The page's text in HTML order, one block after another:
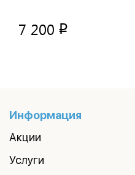
7 200 p
Информация
Акции
Услуги